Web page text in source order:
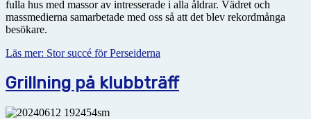
fulla hus med massor av intresserade i alla åldrar. Vädret och
massmedierna samarbetade med oss så att det blev rekordmånga
besökare.
Läs mer: Stor succé för Perseiderna
Grillning på klubbträff